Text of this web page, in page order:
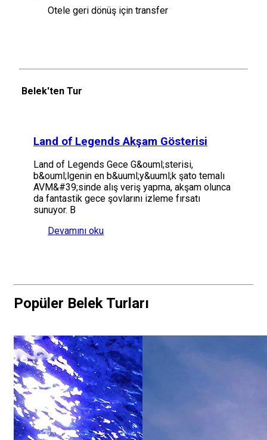
Otele geri dönüş için transfer
Belek'ten Tur
Land of Legends Akşam Gösterisi
Land of Legends Gece G&ouml;sterisi,
b&ouml;lgenin en b&uuml;y&uuml;k şato temalı
AVM&#39;sinde alış veriş yapma, akşam olunca
da fantastik gece şovlarını izleme fırsatı
sunuyor. B
Devamını oku
Popüler Belek Turları